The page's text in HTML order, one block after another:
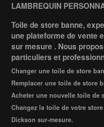
LAMBREQUIN
Toile de store banne,
une plateforme de vente
sur mesure . Nous
particuliers et
Changer une toile de store
Remplacer une toile de store
Acheter une nouvelle toile de
Changez la toile de votre
Dickson sur-mesure.